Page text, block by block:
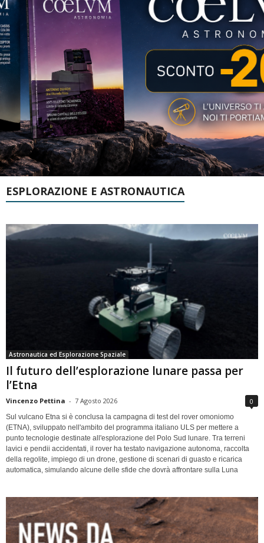
ESPLORAZIONE E ASTRONAUTICA
Astronautica ed Esplorazione Spaziale
Il futuro dell’esplorazione lunare passa per
l’Etna
Vincenzo Pettina - 7 Agosto 2026 0
Sul vulcano Etna si è conclusa la campagna di test del rover omoniomo
(ETNA), sviluppato nell'ambito del programma italiano ULS per mettere a
punto tecnologie destinate all'esplorazione del Polo Sud lunare. Tra terreni
lavici e pendii accidentati, il rover ha testato navigazione autonoma, raccolta
della regolite, impiego di un drone, gestione di scenari di guasto e ricarica
automatica, simulando alcune delle sfide che dovrà affrontare sulla Luna